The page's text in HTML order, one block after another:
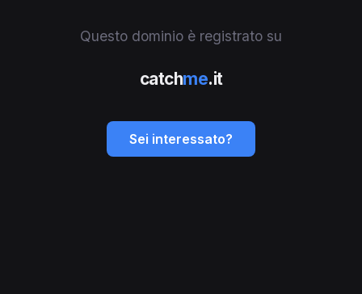
Questo dominio è registrato su
catchme.it
Sei interessato?